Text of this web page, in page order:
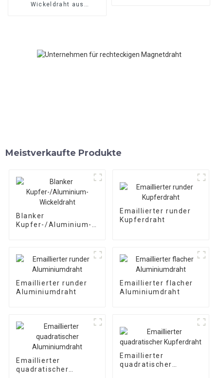
Wickeldraht aus
Meistverkaufte Produkte
Blanker
Kupfer-/Aluminium-
Emaillierter runder
Kupferdraht
Emaillierter runder
Aluminiumdraht
Emaillierter flacher
Aluminiumdraht
Emaillierter
quadratischer
Emaillierter
quadratischer